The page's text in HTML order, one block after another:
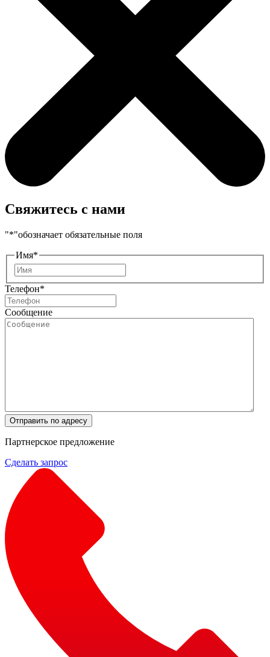
Свяжитесь с нами
"*"обозначает обязательные поля
Имя*
Телефон*
Сообщение
Отправить по адресу
Партнерское предложение
Сделать запрос